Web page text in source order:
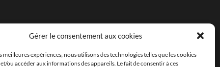
Gérer le consentement aux cookies
meilleures expériences, nous utilisons des technologies telles que les cookies
ou accéder aux informations des appareils. Le fait de consentir à ces